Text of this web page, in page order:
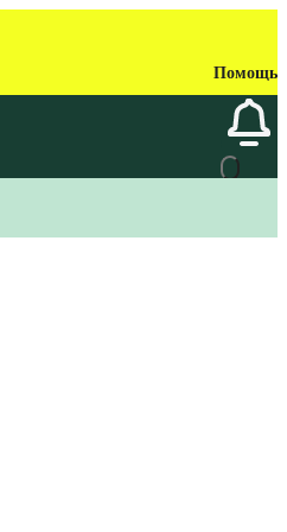
Помощь